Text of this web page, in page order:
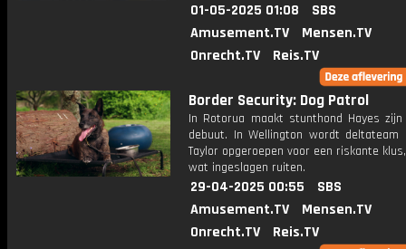
01-05-2025 01:08
SBS
Amusement.TV
Mensen.TV
Onrecht.TV
Reis.TV
Border Security: Dog Patrol
In Rotorua maakt stunthond Hayes
debuut. In Wellington wordt deltateam
Taylor opgeroepen voor een riskante
wat ingeslagen ruiten.
29-04-2025 00:55
SBS
Amusement.TV
Mensen.TV
Onrecht.TV
Reis.TV